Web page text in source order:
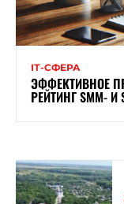
ІТ-СФЕРА
ЭФФЕКТИВНОЕ
РЕЙТИНГ SMM- И